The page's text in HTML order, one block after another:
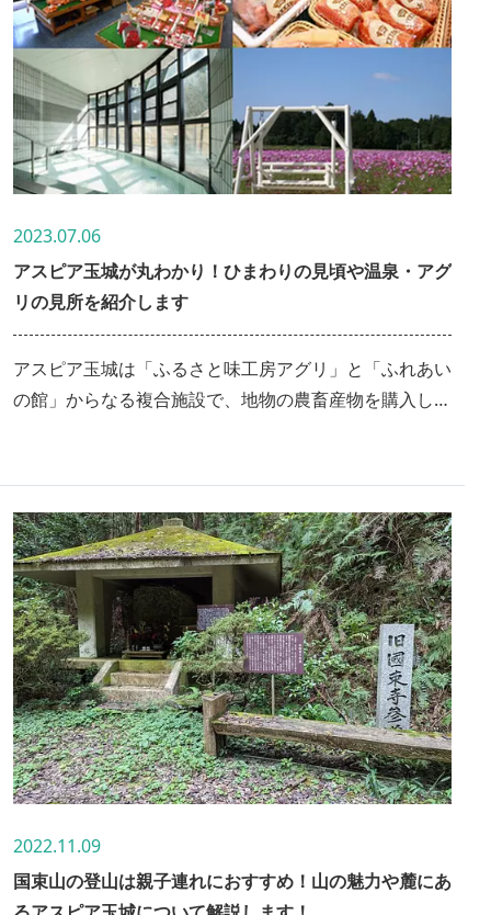
2023.07.06
アスピア玉城が丸わかり！ひまわりの見頃や温泉・アグ
リの見所を紹介します
アスピア玉城は「ふるさと味工房アグリ」と「ふれあい
の館」からなる複合施設で、地物の農畜産物を購入した
記事ではアスピア玉城の魅力と季節の花々が咲く時期を
紹介します。
2022.11.09
国束山の登山は親子連れにおすすめ！山の魅力や麓にあ